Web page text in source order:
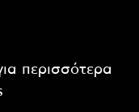
περισσότερα